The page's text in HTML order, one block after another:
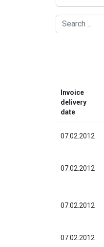
Invoice
delivery
date
07.02.2012
07.02.2012
07.02.2012
07.02.2012